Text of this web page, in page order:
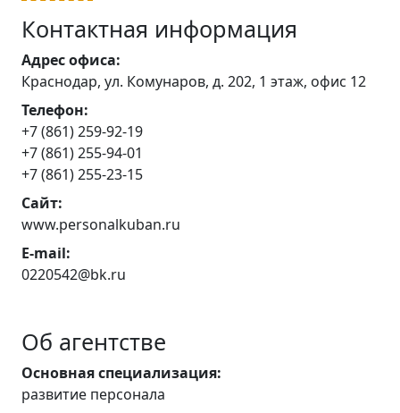
Контактная информация
Адрес офиса:
Краснодар, ул. Комунаров, д. 202, 1 этаж, офис 12
Телефон:
+7 (861) 259-92-19
+7 (861) 255-94-01
+7 (861) 255-23-15
Сайт:
www.personalkuban.ru
E-mail:
0220542@bk.ru
Об агентстве
Основная специализация:
развитие персонала